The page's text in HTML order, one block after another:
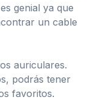
genial ya que
un cable
auriculares.
podrás tener
favoritos.